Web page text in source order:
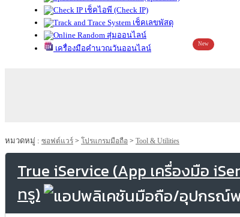
เช็คไอพี (Check IP)
เช็คเลขพัสดุ
สุ่มออนไลน์
เครื่องมือคำนวณวันออนไลน์
New
หมวดหมู่ : ซอฟต์แวร์ > โปรแกรมมือถือ > Tool & Utilities
True iService (App เครื่องมือ
ทรู)